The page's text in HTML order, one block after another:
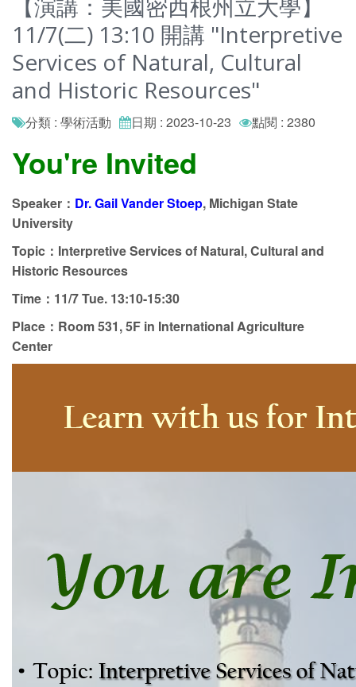
【演講：美國密西根州立大學】
11/7(二) 13:10 開講 "Interpretive
Services of Natural, Cultural
and Historic Resources"
分類 : 學術活動 日期 : 2023-10-23 點閱 : 2380
You're Invited
Speaker： Dr. Gail Vander Stoep, Michigan State
University
Topic：Interpretive Services of Natural, Cultural and
Historic Resources
Time：11/7 Tue. 13:10-15:30
Place：Room 531, 5F in International Agriculture
Center